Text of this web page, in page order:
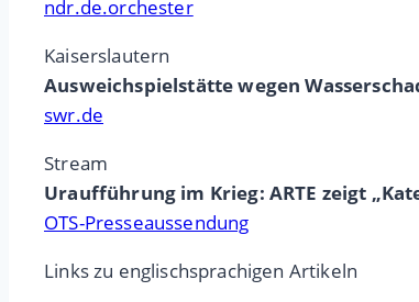
ndr.de.orchester
Kaiserslautern
Ausweichspielstätte wegen
swr.de
Stream
Uraufführung im Krieg: ARTE zeigt
OTS-Presseaussendung
Links zu englischsprachigen Artikeln